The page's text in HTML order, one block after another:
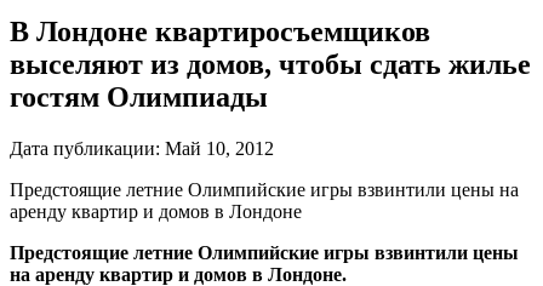
В Лондоне квартиросъемщиков
выселяют из домов, чтобы сдать жилье
гостям Олимпиады
Дата публикации: Май 10, 2012
Предстоящие летние Олимпийские игры взвинтили цены на
аренду квартир и домов в Лондоне
Предстоящие летние Олимпийские игры взвинтили цены
на аренду квартир и домов в Лондоне.